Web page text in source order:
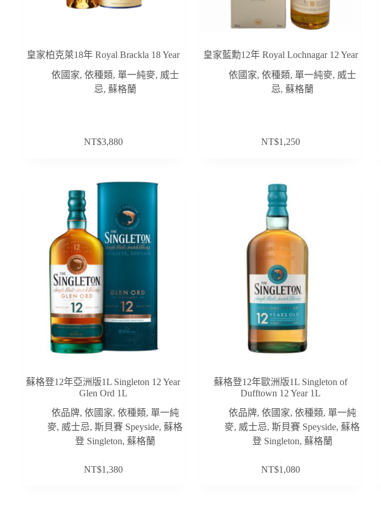
皇家柏克萊18年 Royal Brackla 18 Year
依國家, 依種類, 單一純麥, 威士
忌, 蘇格蘭
NT$3,880
皇家藍勳12年 Royal Lochnagar 12 Year
依國家, 依種類, 單一純麥, 威士
忌, 蘇格蘭
NT$1,250
蘇格登12年亞洲版1L Singleton 12 Year
Glen Ord 1L
依品牌, 依國家, 依種類, 單一純
麥, 威士忌,斯貝賽 Speyside,蘇格
登 Singleton, 蘇格蘭
NT$1,380
蘇格登12年歐洲版1L Singleton of
Dufftown 12 Year 1L
依品牌, 依國家, 依種類, 單一純
麥, 威士忌,斯貝賽 Speyside,蘇格
登 Singleton, 蘇格蘭
NT$1,080